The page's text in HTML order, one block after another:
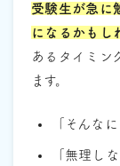
受験生が急に
になるかもし
あるタイミン
ます。
「そんな
「無理し